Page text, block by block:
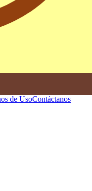
de UsoContáctanos